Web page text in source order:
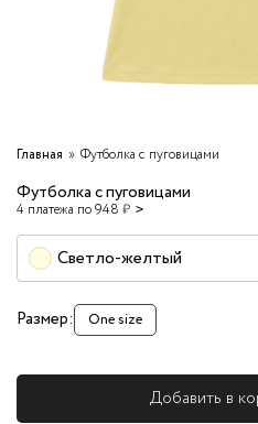
Главная Футболка с пуговицами
Футболка с пуговицами
4 платежа по 948 ₽
Светло-желтый
Размер: One size
Добавить в